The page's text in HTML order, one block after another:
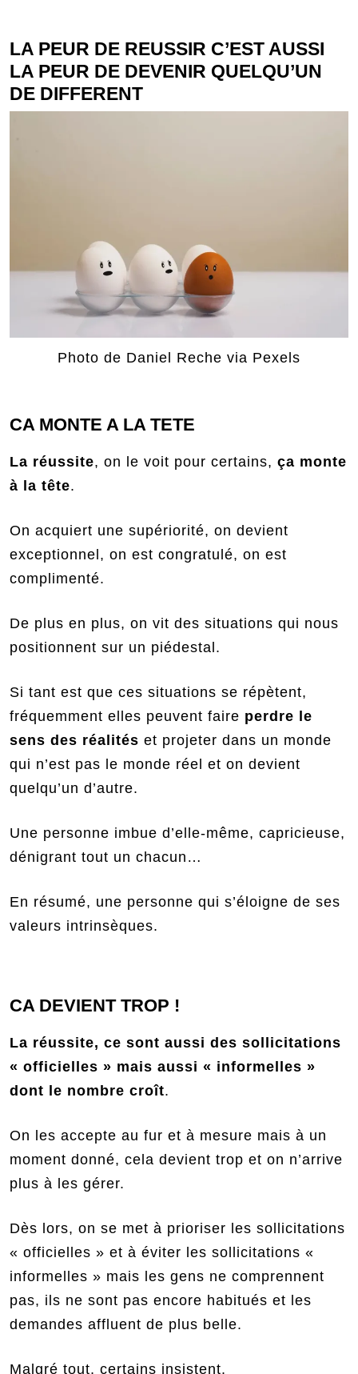
LA PEUR DE REUSSIR C’EST AUSSI
LA PEUR DE DEVENIR QUELQU’UN
DE DIFFERENT
Photo de Daniel Reche via Pexels
CA MONTE A LA TETE
La réussite, on le voit pour certains, ça monte
à la tête.
On acquiert une supériorité, on devient
exceptionnel, on est congratulé, on est
complimenté.
De plus en plus, on vit des situations qui nous
positionnent sur un piédestal.
Si tant est que ces situations se répètent,
fréquemment elles peuvent faire perdre le
sens des réalités et projeter dans un monde
qui n’est pas le monde réel et on devient
quelqu’un d’autre.
Une personne imbue d’elle-même, capricieuse,
dénigrant tout un chacun…
En résumé, une personne qui s’éloigne de ses
valeurs intrinsèques.
CA DEVIENT TROP !
La réussite, ce sont aussi des sollicitations
« officielles » mais aussi « informelles »
dont le nombre croît.
On les accepte au fur et à mesure mais à un
moment donné, cela devient trop et on n’arrive
plus à les gérer.
Dès lors, on se met à prioriser les sollicitations
« officielles » et à éviter les sollicitations «
informelles » mais les gens ne comprennent
pas, ils ne sont pas encore habitués et les
demandes affluent de plus belle.
Malgré tout, certains insistent.